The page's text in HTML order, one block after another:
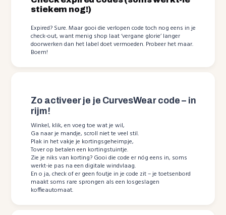
stiekem nog!)
Expired? Sure. Maar gooi die verlopen code toch nog eens in je
check-out, want menig shop laat ‘vergane glorie’ langer
doorwerken dan het label doet vermoeden. Probeer het maar.
Boem!
Zo activeer je je CurvesWear code – in
rijm!
Winkel, klik, en voeg toe wat je wil,
Ga naar je mandje, scroll niet te veel stil.
Plak in het vakje je kortingsgeheimpje,
Tover op betalen een kortingstuintje.
Zie je niks van korting? Gooi die code er nóg eens in, soms
werkt-ie pas na een digitale windvlaag.
En o ja, check of er geen foutje in je code zit – je toetsenbord
maakt soms rare sprongen als een losgeslagen
koffieautomaat.